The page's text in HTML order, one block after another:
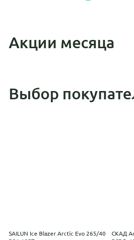
Акции месяца
Выбор
SAILUN Ice Blazer Arctic Evo 265/40
СКАД